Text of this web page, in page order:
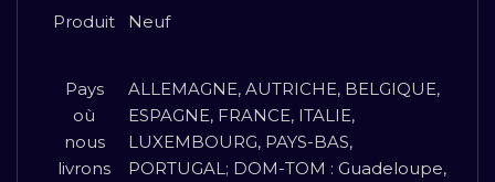
Produit Neuf
Pays
où
nous
livrons
ALLEMAGNE, AUTRICHE, BELGIQUE,
ESPAGNE, FRANCE, ITALIE,
LUXEMBOURG, PAYS-BAS,
PORTUGAL; DOM-TOM : Guadeloupe,